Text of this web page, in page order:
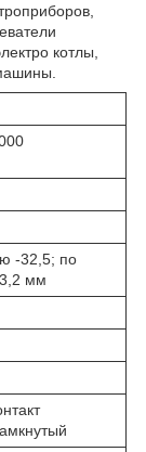
котлы,
-32,5; по
мм